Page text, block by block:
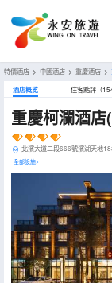
特價酒店 > 中國酒店 > 重慶酒店 >
酒店概览 住客點評（
重慶柯瀾酒
北濱大道二段666號濱湖天地
全部設施>